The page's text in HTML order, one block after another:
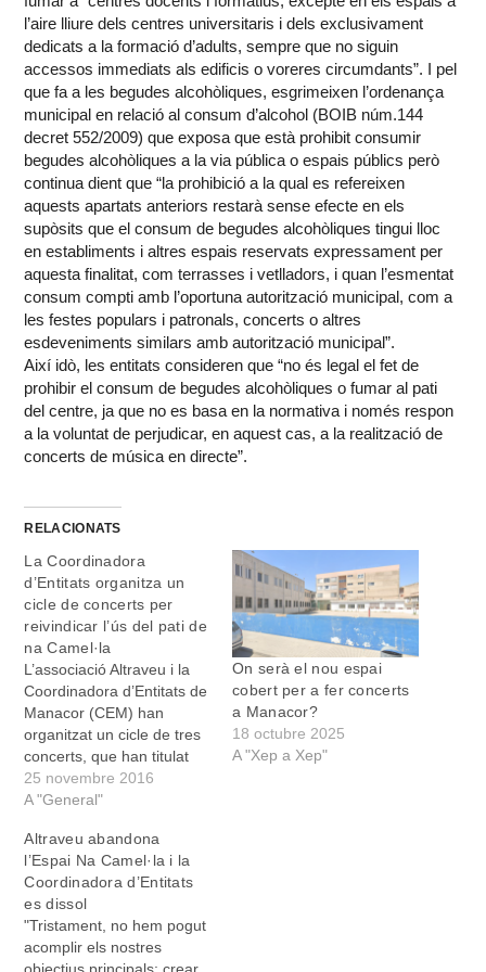
l’aire lliure dels centres universitaris i dels exclusivament
dedicats a la formació d’adults, sempre que no siguin
accessos immediats als edificis o voreres circumdants”. I pel
que fa a les begudes alcohòliques, esgrimeixen l’ordenança
municipal en relació al consum d’alcohol (BOIB núm.144
decret 552/2009) que exposa que està prohibit consumir
begudes alcohòliques a la via pública o espais públics però
continua dient que “la prohibició a la qual es refereixen
aquests apartats anteriors restarà sense efecte en els
supòsits que el consum de begudes alcohòliques tingui lloc
en establiments i altres espais reservats expressament per
aquesta finalitat, com terrasses i vetlladors, i quan l’esmentat
consum compti amb l’oportuna autorització municipal, com a
les festes populars i patronals, concerts o altres
esdeveniments similars amb autorització municipal”.
Així idò, les entitats consideren que “no és legal el fet de
prohibir el consum de begudes alcohòliques o fumar al pati
del centre, ja que no es basa en la normativa i només respon
a la voluntat de perjudicar, en aquest cas, a la realització de
concerts de música en directe”.
RELACIONATS
La Coordinadora
d’Entitats organitza un
cicle de concerts per
reivindicar l’ús del pati de
na Camel·la
L’associació Altraveu i la
Coordinadora d’Entitats de
Manacor (CEM) han
organitzat un cicle de tres
concerts, que han titulat
“Música al pati”, per
reivindicar “la música en
educativa i l’ús del pati de
l’antic institut de na
Camel·la per fer-hi
concerts”. Cal recordar
que la demanda…
25 novembre 2016
A "General"
On serà el nou espai
cobert per a fer concerts
a Manacor?
18 octubre 2025
A "Xep a Xep"
Altraveu abandona
l’Espai Na Camel·la i la
Coordinadora d’Entitats
es dissol
"Tristament, no hem pogut
acomplir els nostres